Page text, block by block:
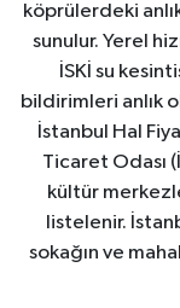
köprülerdeki
sunulur. Yerel
İSKİ su
bildirimleri anlık
İstanbul Hal
Ticaret Odası
kültür
listelenir.
sokağın ve